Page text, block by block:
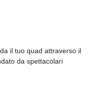
il tuo quad attraverso il
da spettacolari